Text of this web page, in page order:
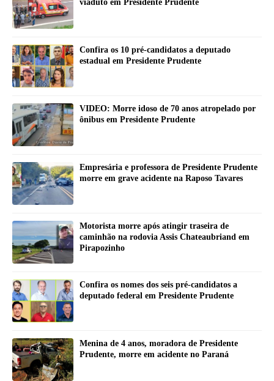
viaduto em Presidente Prudente
Confira os 10 pré-candidatos a deputado
estadual em Presidente Prudente
VIDEO: Morre idoso de 70 anos atropelado por
ônibus em Presidente Prudente
Empresária e professora de Presidente Prudente
morre em grave acidente na Raposo Tavares
Motorista morre após atingir traseira de
caminhão na rodovia Assis Chateaubriand em
Pirapozinho
Confira os nomes dos seis pré-candidatos a
deputado federal em Presidente Prudente
Menina de 4 anos, moradora de Presidente
Prudente, morre em acidente no Paraná